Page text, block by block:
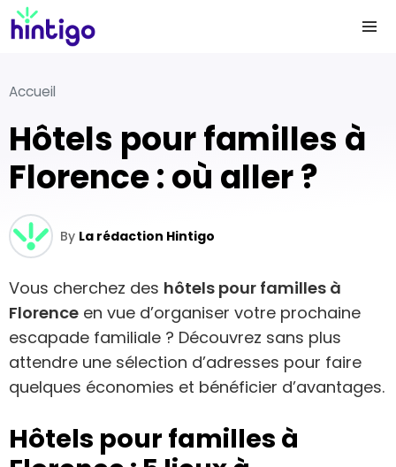
Accueil
Hôtels pour familles à
Florence : où aller ?
By La rédaction Hintigo
Vous cherchez des hôtels pour familles à
Florence en vue d’organiser votre prochaine
escapade familiale ? Découvrez sans plus
attendre une sélection d’adresses pour faire
quelques économies et bénéficier d’avantages.
Hôtels pour familles à